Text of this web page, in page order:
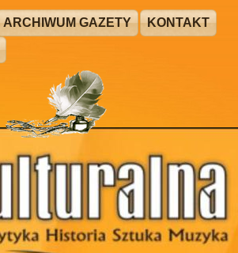
ARCHIWUM GAZETY
KONTAKT